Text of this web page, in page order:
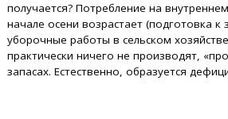
получается? Потребление на
начале осени возрастает (подготовка к
уборочные работы в сельском
практически ничего не производят,
запасах. Естественно, образуется